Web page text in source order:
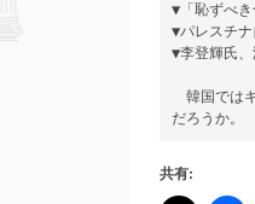
▼「恥ずべ
▼パレスチナ
▼李登輝氏
韓国では
だろうか。
共有: